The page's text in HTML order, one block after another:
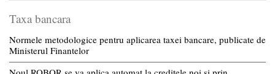
Taxa bancara
Normele metodologice pentru aplicarea taxei bancare, publicate de
Ministerul Finantelor